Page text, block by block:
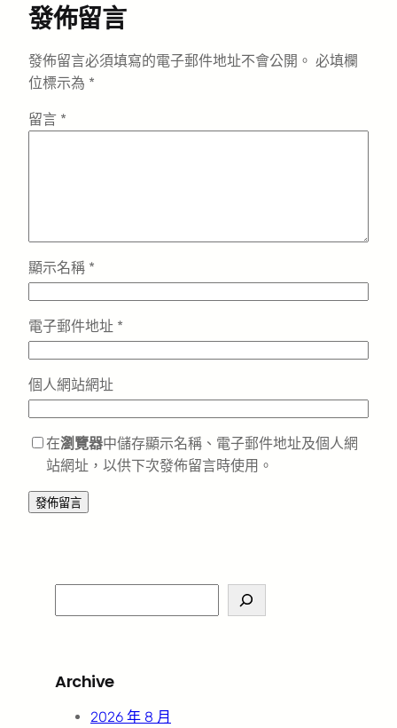
發佈留言
發佈留言必須填寫的電子郵件地址不會公開。 必填欄
位標示為 *
留言 *
顯示名稱 *
電子郵件地址 *
個人網站網址
在瀏覽器中儲存顯示名稱、電子郵件地址及個人網
站網址，以供下次發佈留言時使用。
e
c
Archive
2026 年 8 月